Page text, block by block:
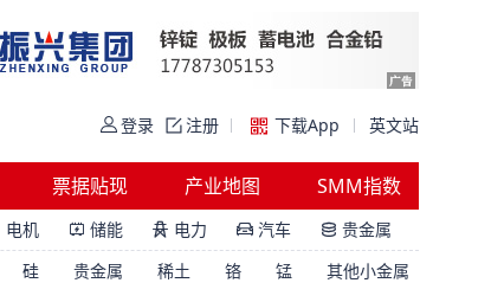
登录 注册 下载App 英文站
票据贴现 产业地图 SMM指数
电机  储能  电力  汽车  贵金属
硅 贵金属 稀土 铬 锰
其他小金属